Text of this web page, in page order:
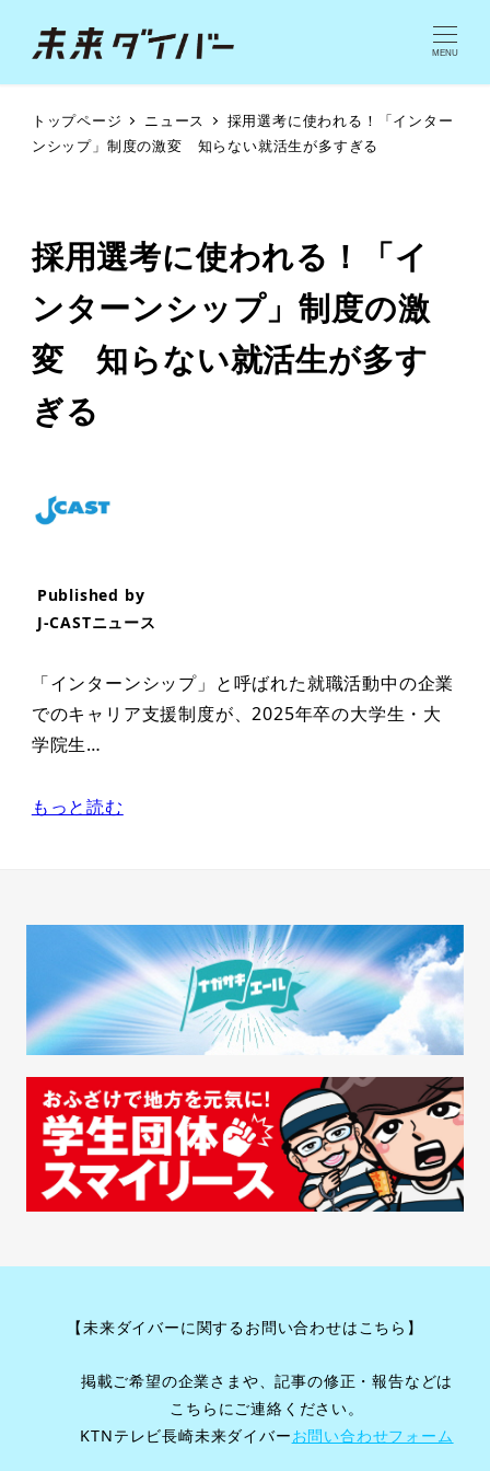
MENU
トップページ ニュース
採用選考に使われる！「インター
ンシップ」制度の激変 知らない就活生が多すぎる
採用選考に使われる！「イ
ンターンシップ」制度の激
変 知らない就活生が多す
ぎる
Published by
J-CASTニュース
「インターンシップ」と呼ばれた就職活動中の企業
でのキャリア支援制度が、2025年卒の大学生・大
学院生…
もっと読む
【未来ダイバーに関するお問い合わせはこちら】
掲載ご希望の企業さまや、記事の修正・報告などは
こちらにご連絡ください。
KTNテレビ長崎未来ダイバーお問い合わせフォーム